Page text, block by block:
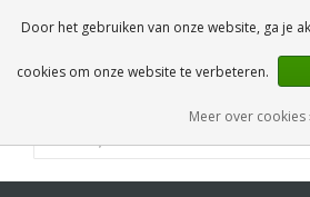
NL
Door het gebruiken van onze website, ga je
cookies om onze website te verbeteren.
Meer over cookies